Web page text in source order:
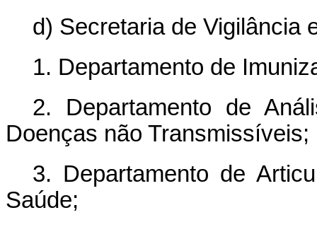
d) Secretaria de Vigilância
1. Departamento de
2. Departamento de
Doenças não Transmissíveis;
3. Departamento de
Saúde;